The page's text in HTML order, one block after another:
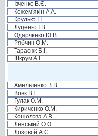
Івченко В.Є.
Кожем’якін А.А.
Крулько І.І.
Луценко І.В.
Одарченко Ю.В.
Рябчин О.М.
Тарасюк Б.І.
Шкрум А.І.
Амельченко В.В.
Вовк В.І.
Гулак О.М.
Кириченко О.М.
Кошелєва А.В.
Ленський О.О.
Лозовой А.С.